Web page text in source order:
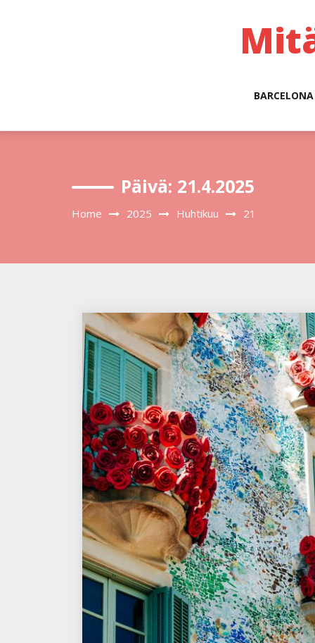
BARCELONA
Päivä: 21.4.2025
Home 2025 Huhtikuu 21